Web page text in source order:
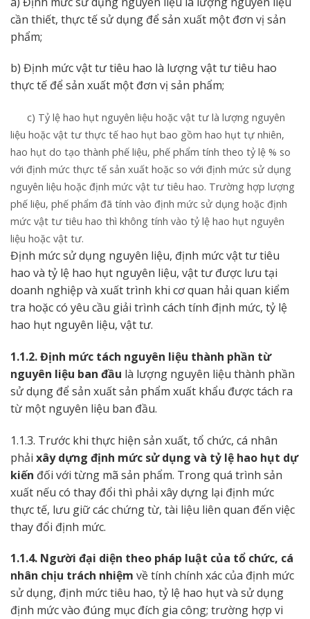
cần thiết, thực tế sử dụng để sản xuất một đơn vị sản
phẩm;
b) Định mức vật tư tiêu hao là lượng vật tư tiêu hao
thực tế để sản xuất một đơn vị sản phẩm;
c) Tỷ lệ hao hụt nguyên liệu hoặc vật tư là lượng nguyên
liệu hoặc vật tư thực tế hao hụt bao gồm hao hụt tự nhiên,
hao hụt do tạo thành phế liệu, phế phẩm tính theo tỷ lệ % so
với định mức thực tế sản xuất hoặc so với định mức sử dụng
nguyên liệu hoặc định mức vật tư tiêu hao. Trường hợp lượng
phế liệu, phế phẩm đã tính vào định mức sử dụng hoặc định
mức vật tư tiêu hao thì không tính vào tỷ lệ hao hụt nguyên
liệu hoặc vật tư.
Định mức sử dụng nguyên liệu, định mức vật tư tiêu
hao và tỷ lệ hao hụt nguyên liệu, vật tư được lưu tại
doanh nghiệp và xuất trình khi cơ quan hải quan kiểm
tra hoặc có yêu cầu giải trình cách tính định mức, tỷ lệ
hao hụt nguyên liệu, vật tư.
1.1.2. Định mức tách nguyên liệu thành phần từ
nguyên liệu ban đầu là lượng nguyên liệu thành phần
sử dụng để sản xuất sản phẩm xuất khẩu được tách ra
từ một nguyên liệu ban đầu.
1.1.3. Trước khi thực hiện sản xuất, tổ chức, cá nhân
phải xây dựng định mức sử dụng và tỷ lệ hao hụt dự
kiến đối với từng mã sản phẩm. Trong quá trình sản
xuất nếu có thay đổi thì phải xây dựng lại định mức
thực tế, lưu giữ các chứng từ, tài liệu liên quan đến việc
thay đổi định mức.
1.1.4. Người đại diện theo pháp luật của tổ chức, cá
nhân chịu trách nhiệm về tính chính xác của định mức
sử dụng, định mức tiêu hao, tỷ lệ hao hụt và sử dụng
định mức vào đúng mục đích gia công; trường hợp vi